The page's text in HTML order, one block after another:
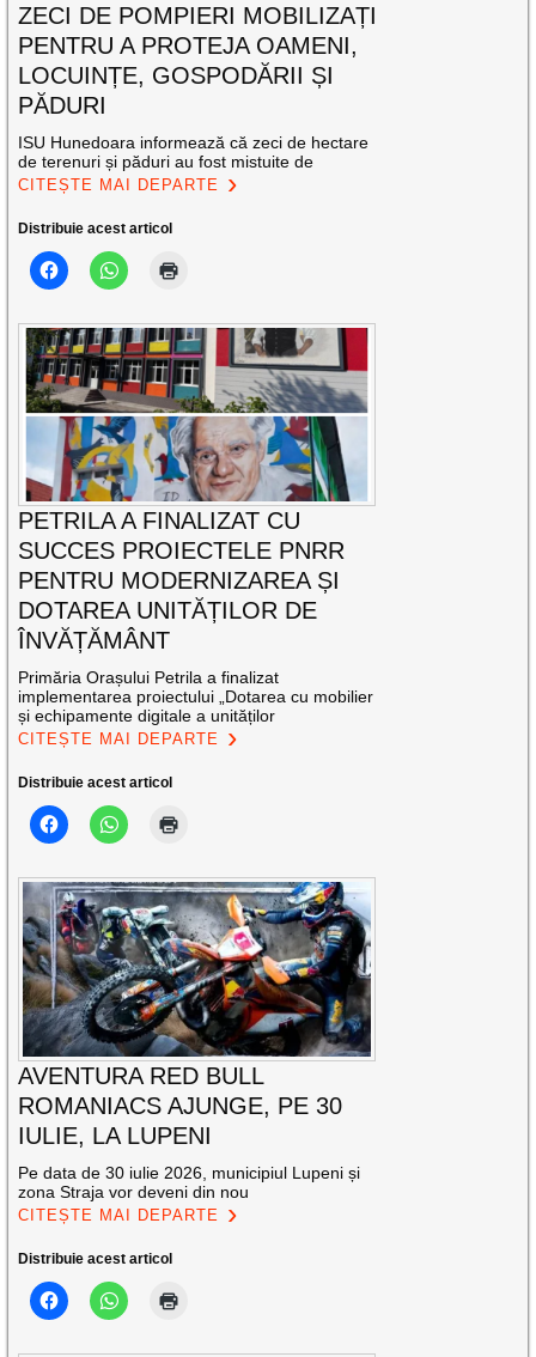
ZECI DE POMPIERI MOBILIZAȚI
PENTRU A PROTEJA OAMENI,
LOCUINȚE, GOSPODĂRII ȘI
PĂDURI
ISU Hunedoara informează că zeci de hectare
de terenuri și păduri au fost mistuite de
CITEȘTE MAI DEPARTE
Distribuie acest articol
PETRILA A FINALIZAT CU
SUCCES PROIECTELE PNRR
PENTRU MODERNIZAREA ȘI
DOTAREA UNITĂȚILOR DE
ÎNVĂȚĂMÂNT
Primăria Orașului Petrila a finalizat
implementarea proiectului „Dotarea cu mobilier
și echipamente digitale a unităților
CITEȘTE MAI DEPARTE
Distribuie acest articol
AVENTURA RED BULL
ROMANIACS AJUNGE, PE 30
IULIE, LA LUPENI
Pe data de 30 iulie 2026, municipiul Lupeni și
zona Straja vor deveni din nou
CITEȘTE MAI DEPARTE
Distribuie acest articol